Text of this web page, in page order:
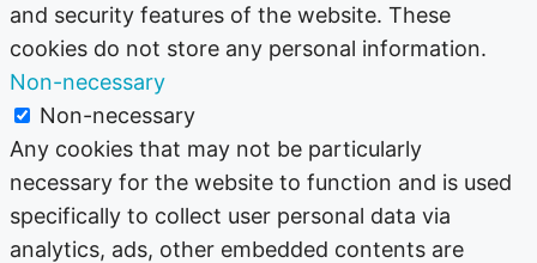
and security features of the website. These
cookies do not store any personal information.
Non-necessary
Non-necessary
Any cookies that may not be particularly
necessary for the website to function and is used
specifically to collect user personal data via
analytics, ads, other embedded contents are